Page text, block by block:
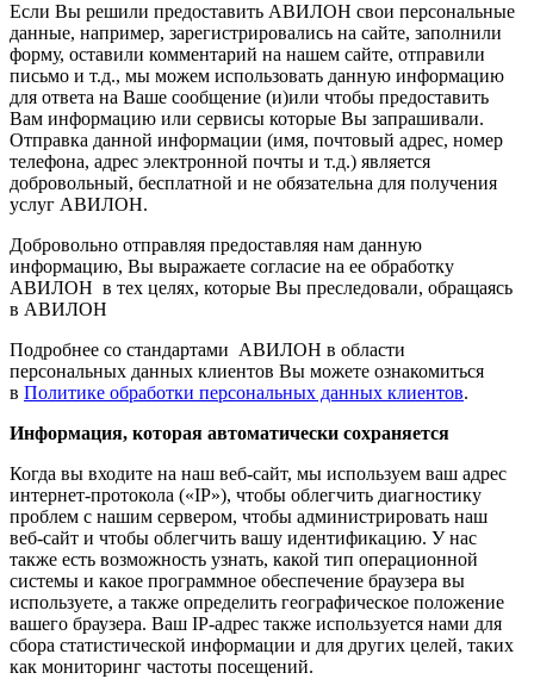
Если Вы решили предоставить АВИЛОН свои персональные
данные, например, зарегистрировались на сайте, заполнили
форму, оставили комментарий на нашем сайте, отправили
письмо и т.д., мы можем использовать данную информацию
для ответа на Ваше сообщение (и)или чтобы предоставить
Вам информацию или сервисы которые Вы запрашивали.
Отправка данной информации (имя, почтовый адрес, номер
телефона, адрес электронной почты и т.д.) является
добровольный, бесплатной и не обязательна для получения
услуг АВИЛОН.
Добровольно отправляя предоставляя нам данную
информацию, Вы выражаете согласие на ее обработку
АВИЛОН в тех целях, которые Вы преследовали, обращаясь
в АВИЛОН
Подробнее со стандартами АВИЛОН в области
персональных данных клиентов Вы можете ознакомиться
в Политике обработки персональных данных клиентов.
Информация, которая автоматически сохраняется
Когда вы входите на наш веб-сайт, мы используем ваш адрес
интернет-протокола («IP»), чтобы облегчить диагностику
проблем с нашим сервером, чтобы администрировать наш
веб-сайт и чтобы облегчить вашу идентификацию. У нас
также есть возможность узнать, какой тип операционной
системы и какое программное обеспечение браузера вы
используете, а также определить географическое положение
вашего браузера. Ваш IP-адрес также используется нами для
сбора статистической информации и для других целей, таких
как мониторинг частоты посещений.